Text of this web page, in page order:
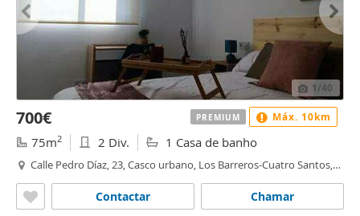
1/40
700€
75m2 2 Div. 1 Casa de banho
Calle Pedro Díaz, 23, Casco urbano, Los Barreros-Cuatro Santos,
Chamar
Contactar
PREMIUM Máx. 10km